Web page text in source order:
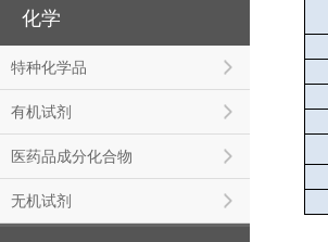
化学
特种化学品
有机试剂
医药品成分化合物
无机试剂